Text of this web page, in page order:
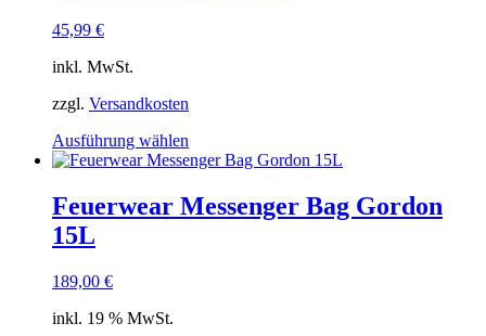
werden
45,99 €
inkl. MwSt.
zzgl. Versandkosten
Ausführung wählen
Produkt
mehrere
Varianten
Feuerwear Messenger Bag Gordon
15L
189,00 €
inkl. 19 % MwSt.